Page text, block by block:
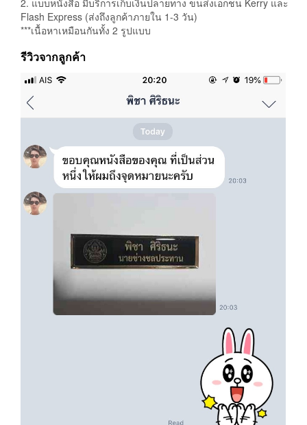
2. แบบหนังสือ มีบริการเก็บเงินปลายทาง ขนส่งเอกชน Kerry และ
Flash Express (ส่งถึงลูกค้าภายใน 1-3 วัน)
***เนื้อหาเหมือนกันทั้ง 2 รูปแบบ
รีวิวจากลูกค้า